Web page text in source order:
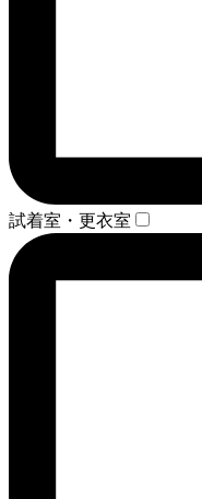
試着室・更衣室